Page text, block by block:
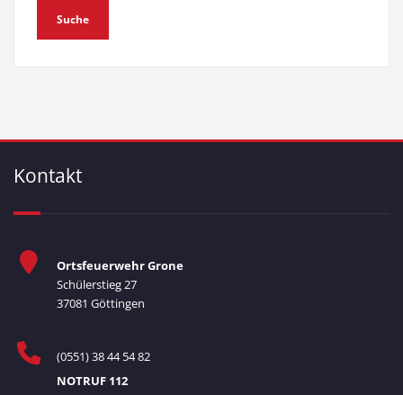
Kontakt
Ortsfeuerwehr Grone
Schülerstieg 27
37081 Göttingen
(0551) 38 44 54 82
NOTRUF 112